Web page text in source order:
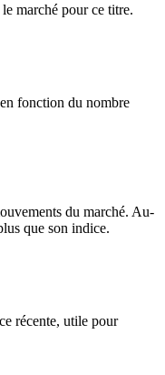
marché pour ce titre.
fonction du nombre
du marché. Au-
que son indice.
récente, utile pour